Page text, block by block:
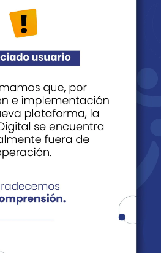
Agéndate
Sostenibilidad